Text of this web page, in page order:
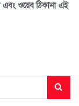
এবং ওয়েব ঠিকানা এই